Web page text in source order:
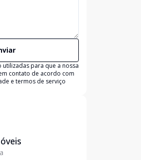
para que a nossa
contato de acordo com
e termos de serviço